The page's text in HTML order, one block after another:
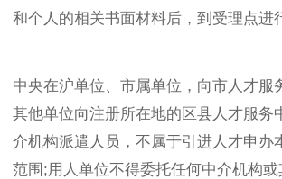
和个人的相关书面材料后，到受理点进
中央在沪单位、市属单位，向市人才服
其他单位向注册所在地的区县人才服务
介机构派遣人员，不属于引进人才申办
范围;用人单位不得委托任何中介机构或